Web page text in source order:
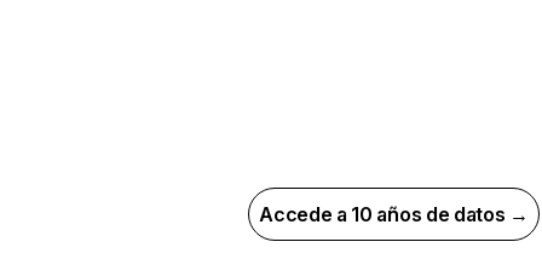
Accede a 10 años de datos →